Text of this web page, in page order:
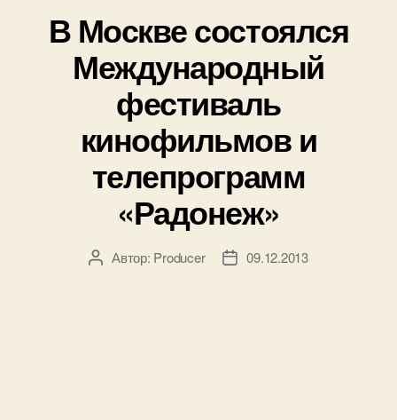
В Москве состоялся
Международный
фестиваль
кинофильмов и
телепрограмм
«Радонеж»
АвторАвтор: Producer
Дата09.12.2013